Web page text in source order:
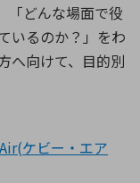
技術
サービス
X
「どんな場面で役
いるのか？」をわ
へ向けて、目的別
ケビー・エア